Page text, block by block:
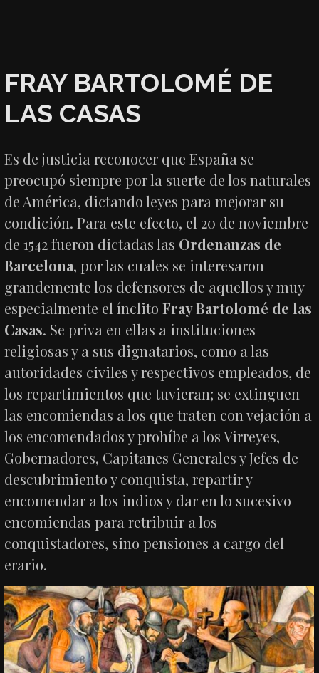
FRAY BARTOLOMÉ DE
LAS CASAS
Es de justicia reconocer que España se
preocupó siempre por la suerte de los naturales
de América, dictando leyes para mejorar su
condición. Para este efecto, el 20 de noviembre
de 1542 fueron dictadas las Ordenanzas de
Barcelona, por las cuales se interesaron
grandemente los defensores de aquellos y muy
especialmente el ínclitoFray Bartolomé de las
Casas. Se priva en ellas a instituciones
religiosas y a sus dignatarios, como a las
autoridades civiles y respectivos empleados, de
los repartimientos que tuvieran; se extinguen
las encomiendas a los que traten con vejación a
los encomendados y prohíbe a los Virreyes,
Gobernadores, Capitanes Generales y Jefes de
descubrimiento y conquista, repartir y
encomendar a los indios y dar en lo sucesivo
encomiendas para retribuir a los
conquistadores, sino pensiones a cargo del
erario.